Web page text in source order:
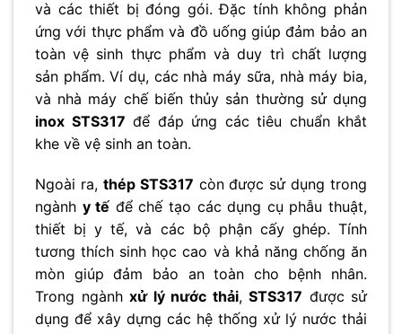
và các thiết bị đóng gói. Đặc tính không phản
ứng với thực phẩm và đồ uống giúp đảm bảo an
toàn vệ sinh thực phẩm và duy trì chất lượng
sản phẩm. Ví dụ, các nhà máy sữa, nhà máy bia,
và nhà máy chế biến thủy sản thường sử dụng
inox STS317 để đáp ứng các tiêu chuẩn khắt
khe về vệ sinh an toàn.
Ngoài ra, thép STS317 còn được sử dụng trong
ngành y tế để chế tạo các dụng cụ phẫu thuật,
thiết bị y tế, và các bộ phận cấy ghép. Tính
tương thích sinh học cao và khả năng chống ăn
mòn giúp đảm bảo an toàn cho bệnh nhân.
Trong ngành xử lý nước thải, STS317 được sử
dụng để xây dựng các hệ thống xử lý nước thải